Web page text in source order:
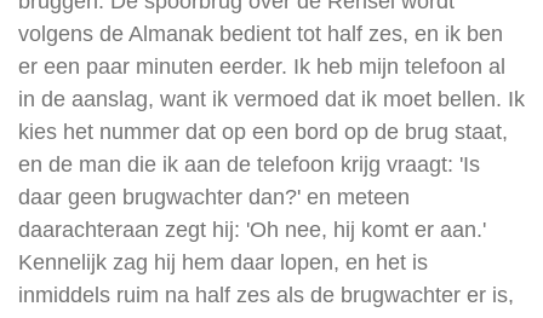
volgens de Almanak bedient tot half zes, en ik ben
er een paar minuten eerder. Ik heb mijn telefoon al
in de aanslag, want ik vermoed dat ik moet bellen. Ik
kies het nummer dat op een bord op de brug staat,
en de man die ik aan de telefoon krijg vraagt: 'Is
daar geen brugwachter dan?' en meteen
daarachteraan zegt hij: 'Oh nee, hij komt er aan.'
Kennelijk zag hij hem daar lopen, en het is
inmiddels ruim na half zes als de brugwachter er is,